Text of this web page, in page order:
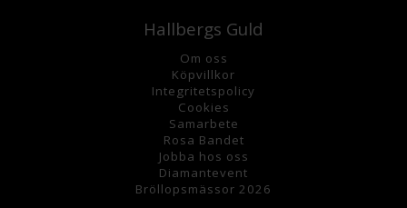
Hallbergs Guld
Om oss
Köpvillkor
Integritetspolicy
Cookies
Samarbete
Rosa Bandet
Jobba hos oss
Diamantevent
Bröllopsmässor 2026